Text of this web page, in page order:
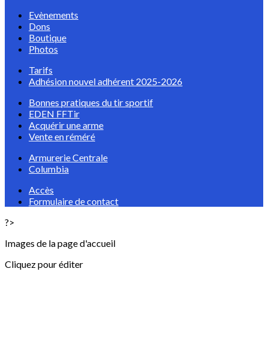
Evènements
Dons
Boutique
Photos
Tarifs
Adhésion nouvel adhérent 2025-2026
Bonnes pratiques du tir sportif
EDEN FFTir
Acquérir une arme
Vente en réméré
Armurerie Centrale
Columbia
Accès
Formulaire de contact
?>
Images de la page d'accueil
Cliquez pour éditer